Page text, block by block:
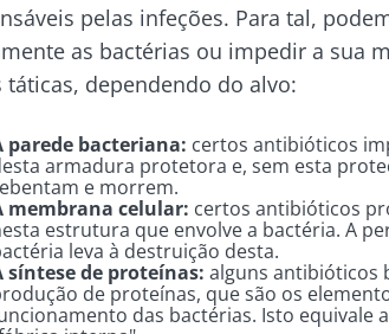
pelas infeções. Para tal,
as bactérias ou impedir a sua
táticas, dependendo do alvo:
parede bacteriana: certos antibióticos
armadura protetora e, sem esta
e morrem.
membrana celular: certos antibióticos
estrutura que envolve a bactéria. A
leva à destruição desta.
síntese de proteínas: alguns antibióticos
de proteínas, que são os
das bactérias. Isto equivale